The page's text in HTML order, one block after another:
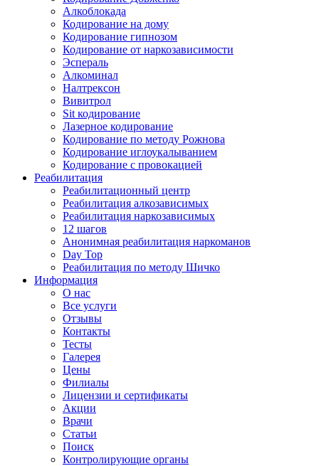
Алкоблокада
Кодирование на дому
Кодирование гипнозом
Кодирование от наркозависимости
Эспераль
Алкоминал
Налтрексон
Вивитрол
Sit кодирование
Лазерное кодирование
Кодирование по методу Рожнова
Кодирование иглоукалыванием
Кодирование с провокацией
Реабилитация
Реабилитационный центр
Реабилитация алкозависимых
Реабилитация наркозависимых
12 шагов
Анонимная реабилитация наркоманов
Day Top
Реабилитация по методу Шичко
Информация
О нас
Все услуги
Отзывы
Контакты
Тесты
Галерея
Цены
Филиалы
Лицензии и сертификаты
Акции
Врачи
Статьи
Поиск
Контролирующие органы